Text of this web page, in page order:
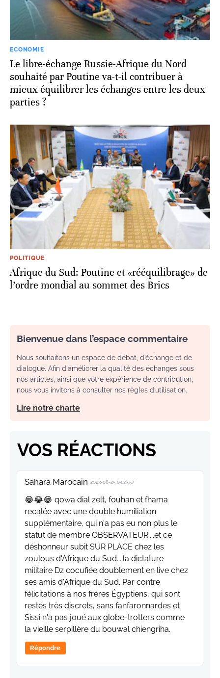
ECONOMIE
Le libre-échange Russie-Afrique du Nord
souhaité par Poutine va-t-il contribuer à
mieux équilibrer les échanges entre les deux
parties ?
POLITIQUE
Afrique du Sud: Poutine et «rééquilibrage» de
l’ordre mondial au sommet des Brics
Bienvenue dans l’espace commentaire
Nous souhaitons un espace de débat, d’échange et de
dialogue. Afin d'améliorer la qualité des échanges sous
nos articles, ainsi que votre expérience de contribution,
nous vous invitons à consulter nos règles d’utilisation.
Lire notre charte
VOS RÉACTIONS
Sahara Marocain 2023-08-25 04:23:57
😂😂😂 qowa dial zelt, fouhan et fhama
recalée avec une double humiliation
supplémentaire, qui n'a pas eu non plus le
statut de membre OBSERVATEUR....et ce
déshonneur subit SUR PLACE chez les
zoulous d'Afrique du Sud....la dictature
militaire Dz cocufiée doublement en live chez
ses amis d'Afrique du Sud. Par contre
félicitations à nos frères Égyptiens, qui sont
restés très discrets, sans fanfaronnardes et
Sissi n'a pas joué aux globe-trotters comme
la vieille serpillère du bouwal chiengriha.
Répondre